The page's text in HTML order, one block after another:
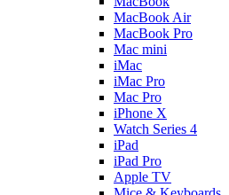
MacBook Air
MacBook Pro
Mac mini
iMac
iMac Pro
Mac Pro
iPhone X
Watch Series 4
iPad
iPad Pro
Apple TV